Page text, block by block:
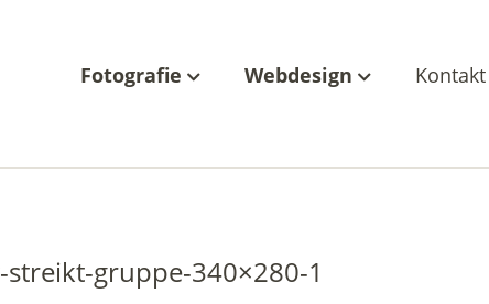
Fotografie Webdesign Kontakt
streikt-gruppe-340×280-1